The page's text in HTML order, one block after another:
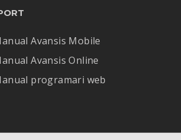
Avansis Mobile
Avansis Online
programari web